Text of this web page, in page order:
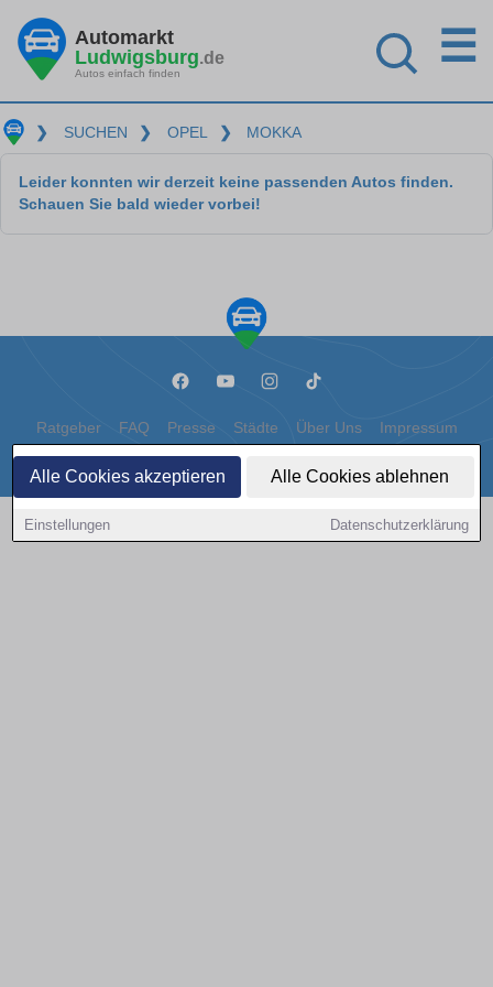
Alle Cookies akzeptieren Alle Cookies ablehnen
Einstellungen Datenschutzerklärung
Automarkt
Ludwigsburg.de
Autos einfach finden
☰
❯ SUCHEN ❯ OPEL ❯ MOKKA
Leider konnten wir derzeit keine passenden Autos finden.
Schauen Sie bald wieder vorbei!
Ratgeber FAQ Presse Städte Über Uns Impressum
Datenschutz Cookies
Copyright © 2000 - 2026 | 1A Infosysteme GmbH | Content by: 1a-sites-autos